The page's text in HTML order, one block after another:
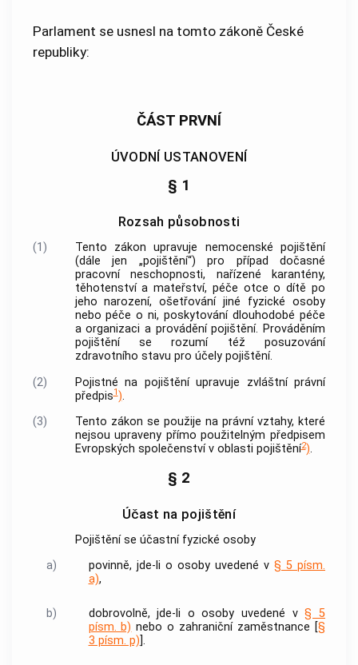
Parlament se usnesl na tomto zákoně České
republiky:
ČÁST PRVNÍ
ÚVODNÍ USTANOVENÍ
§ 1
Rozsah působnosti
(1)
Tento zákon upravuje nemocenské pojištění
(dále jen „pojištění“) pro případ dočasné
pracovní neschopnosti, nařízené karantény,
těhotenství a mateřství, péče otce o dítě po
jeho narození, ošetřování jiné fyzické osoby
nebo péče o ni, poskytovánídlouhodobé péče
a organizaci a provádění pojištění. Prováděním
pojištěníse rozumí též posuzování
zdravotního stavu pro účely pojištění.
(2)
Pojistné na pojištění upravuje zvláštní právní
předpis1).
(3)
Tento zákon se použije na právní vztahy, které
nejsou upraveny přímo použitelným předpisem
Evropských společenství v oblasti pojištění2).
§ 2
Účast na pojištění
Pojištění se účastní fyzické osoby
a)
povinně, jde-li o osoby uvedené v § 5 písm.
a),
b) dobrovolně, jde-li o osoby uvedené v§ 5
písm. b) nebo o zahraniční zaměstnance [§
3 písm. p)].